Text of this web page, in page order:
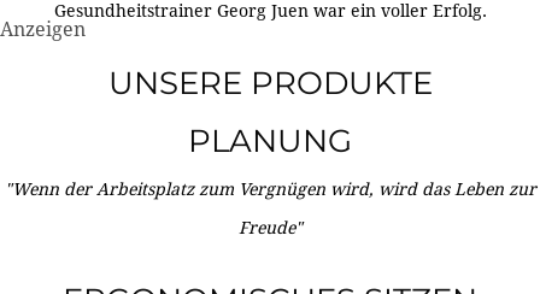
Gesundheitstrainer Georg Juen war ein voller Erfolg.
Anzeigen
UNSERE PRODUKTE
PLANUNG
"Wenn der Arbeitsplatz zum Vergnügen wird, wird das Leben zur
Freude"